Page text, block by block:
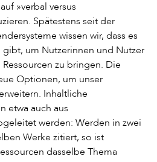
»verbal versus
Spätestens seit der
wissen wir, dass es
gibt, um Nutzerinnen und Nutzer
zu bringen. Die
Optionen, um unser
Inhaltliche
etwa auch aus
werden: Werden in zwei
Werke zitiert, so ist
dasselbe Thema